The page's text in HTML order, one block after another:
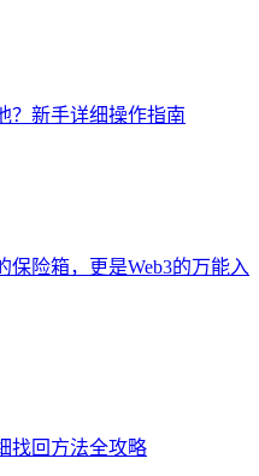
？新手详细操作指南
保险箱，更是Web3的万能入
找回方法全攻略